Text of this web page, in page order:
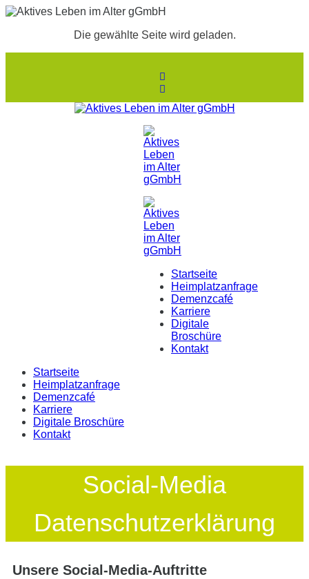
Die gewählte Seite wird geladen.
Startseite
Heimplatzanfrage
Demenzcafé
Karriere
Digitale
Broschüre
Kontakt
Startseite
Heimplatzanfrage
Demenzcafé
Karriere
Digitale Broschüre
Kontakt
Social-Media
Datenschutzerklärung
Unsere Social-Media-Auftritte